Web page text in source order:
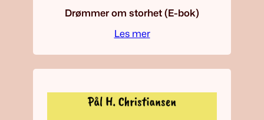
Drømmer om storhet (E-bok)
Les mer